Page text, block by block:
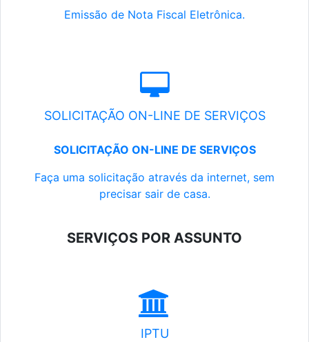
Emissão de Nota Fiscal Eletrônica.
SOLICITAÇÃO ON-LINE DE SERVIÇOS
SOLICITAÇÃO ON-LINE DE SERVIÇOS
Faça uma solicitação através da internet, sem
precisar sair de casa.
SERVIÇOS POR ASSUNTO
IPTU